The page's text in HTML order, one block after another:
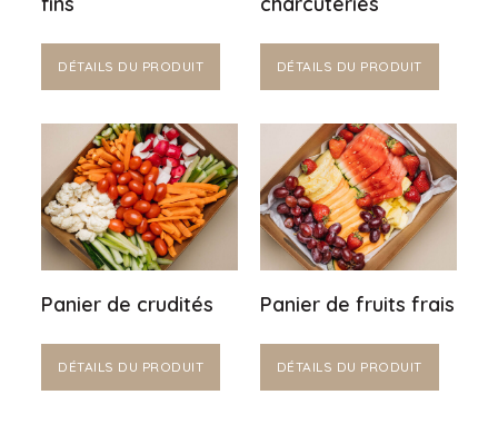
DÉTAILS DU PRODUIT DÉTAILS DU PRODUIT
Panier de crudités
DÉTAILS DU PRODUIT
Panier de fruits frais
DÉTAILS DU PRODUIT